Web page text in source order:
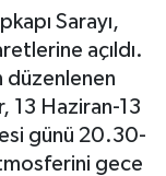
Sarayı,
açıldı.
düzenlenen
13 Haziran-13
günü 20.30-
gece